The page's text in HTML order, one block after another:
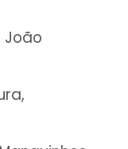
João